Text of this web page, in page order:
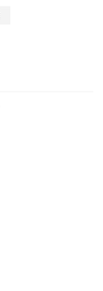
у Google news
у Viber
у LinkedIn